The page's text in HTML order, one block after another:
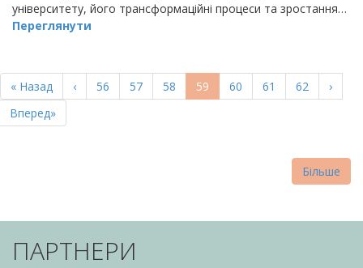
університету, його трансформаційні процеси та зростання…
Переглянути
НА
СТОРІНКИ
Перша
сторінка
« Назад
Попередня
сторінка
‹ Page
56 Page
57 Page
58
Поточна
сторінка
59 Page
60 Page
61 Page
62
›
Остання
сторінка
Вперед»
Більше
ПАРТНЕРИ